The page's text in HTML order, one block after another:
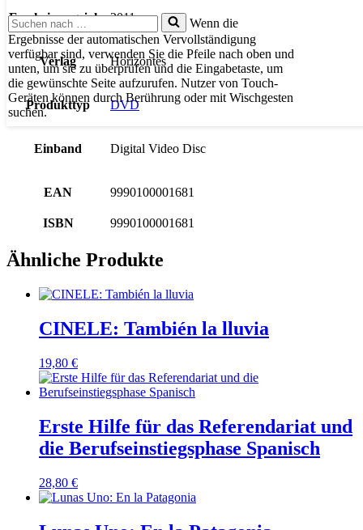
Suchen
nach …
Wenn die
Ergebnisse der automatischen Vervollständigung
verfügbar sind, verwenden Sie die Pfeile nach oben und
unten, um sie zu überprüfen und die Eingabetaste, um
die gewünschte Seite aufzurufen. Nutzer von Touch-
Geräten können durch Berührung oder mit Wischgesten
suchen.
Erscheinungsjahr 2011
Verlag Horizontes
Produkttyp DVD
Einband Digital Video Disc
EAN 9990100001681
ISBN 9990100001681
Ähnliche Produkte
CINELE: También la lluvia
19,80 €
Erste Hilfe für das Referendariat und
die Berufseinstiegsphase Spanisch
28,80 €